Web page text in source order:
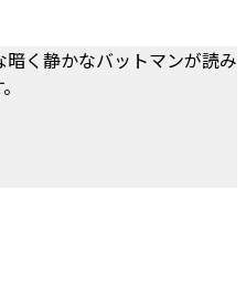
く静かなバットマンが読み